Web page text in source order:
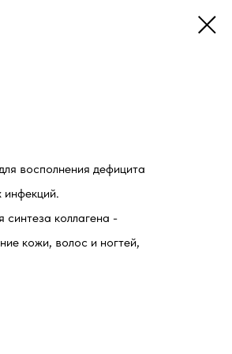
восполнения дефицита
коллагена -
кожи, волос и ногтей,